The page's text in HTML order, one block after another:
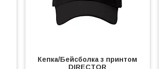
Кепка/Бейсболка з принтом
DIRECTOR